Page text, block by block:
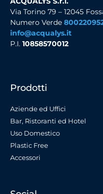
Via Torino 79 – 12045
Numero Verde
info@acqualys.it
P.I. 10858570012
Prodotti
Aziende ed Uffici
Bar, Ristoranti ed Hotel
Uso Domestico
Plastic Free
Accessori